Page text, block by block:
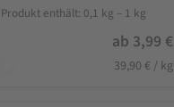
Produkt enthält: 0,1 kg – 1 kg
ab 3,99 €
39,90 € / kg